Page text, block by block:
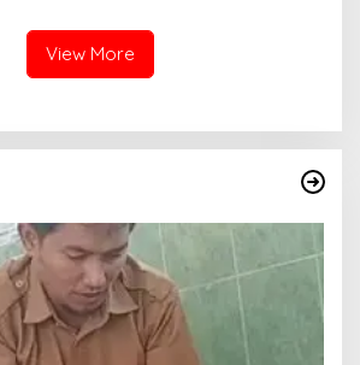
Ketenagalistrikan
View More